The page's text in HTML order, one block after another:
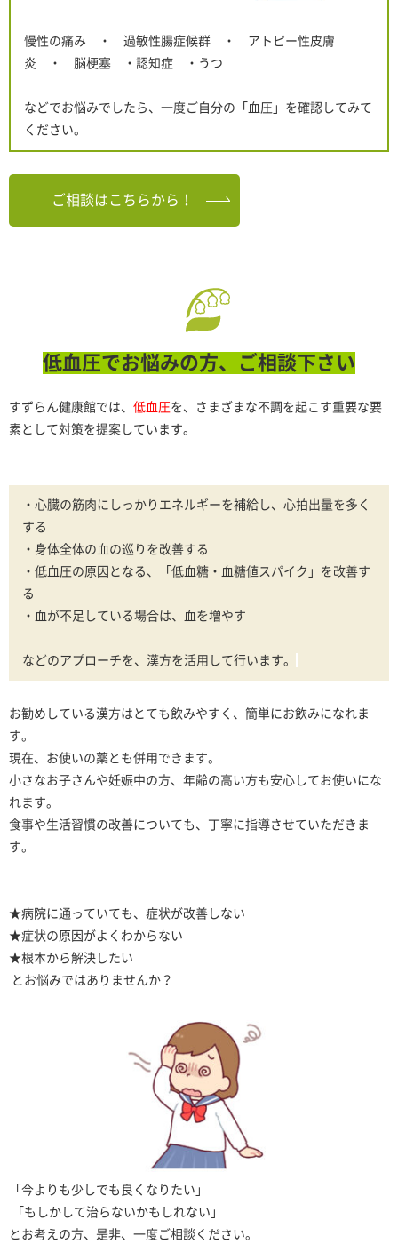
慢性の痛み ・ 過敏性腸症候群 ・ アトピー性皮膚
炎 ・ 脳梗塞 ・認知症 ・うつ
などでお悩みでしたら、一度ご自分の「血圧」を確認してみて
ください。
ご相談はこちらから！
低血圧でお悩みの方、ご相談下さい
すずらん健康館では、 低血圧を、さまざまな不調を起こす重要な要
素として対策を提案しています。
・心臓の筋肉にしっかりエネルギーを補給し、心拍出量を多く
する
・身体全体の血の巡りを改善する
・低血圧の原因となる、「低血糖・血糖値スパイク」を改善す
る
・血が不足している場合は、血を増やす
などのアプローチを、漢方を活用して行います。
お勧めしている漢方はとても飲みやすく、簡単にお飲みになれま
す。
現在、お使いの薬とも併用できます。
小さなお子さんや妊娠中の方、年齢の高い方も安心してお使いにな
れます。
食事や生活習慣の改善についても、丁寧に指導させていただきま
す。
★病院に通っていても、症状が改善しない
★症状の原因がよくわからない
★根本から解決したい
とお悩みではありませんか？
「今よりも少しでも良くなりたい」
「もしかして治らないかもしれない」
とお考えの方、是非、一度ご相談ください。